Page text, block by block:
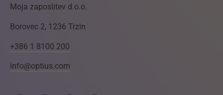
Moja zaposlitev d.o.o.
Borovec 2, 1236 Trzin
+386 1 8100 200
info@optius.com